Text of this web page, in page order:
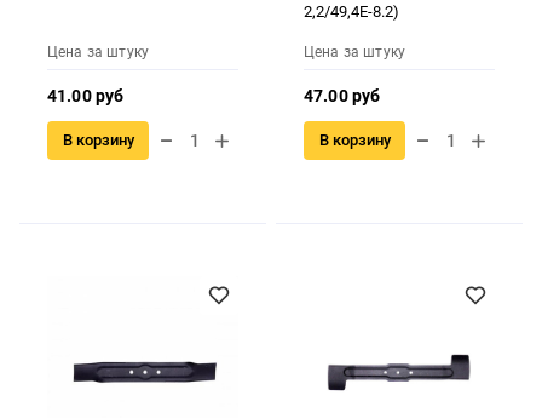
Цена за штуку
41.00 руб
В корзину
2,2/49,4E-8.2)
Цена за штуку
47.00 руб
В корзину